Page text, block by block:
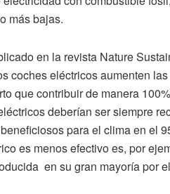
más bajas.
en la revista Nature
coches eléctricos aumenten
que contribuir de manera
deberían ser siempre
para el clima en el
es menos efectivo es, por
en su gran mayoría por